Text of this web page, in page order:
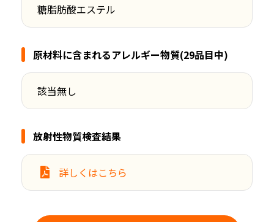
糖脂肪酸エステル
原材料に含まれるアレルギー物質(29品目中)
該当無し
放射性物質検査結果
詳しくはこちら